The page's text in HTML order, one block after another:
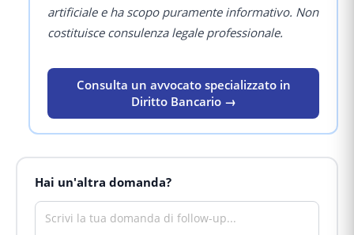
artificiale e ha scopo puramente informativo. Non
costituisce consulenza legale professionale.
Consulta un avvocato specializzato in
Diritto Bancario →
Hai un'altra domanda?